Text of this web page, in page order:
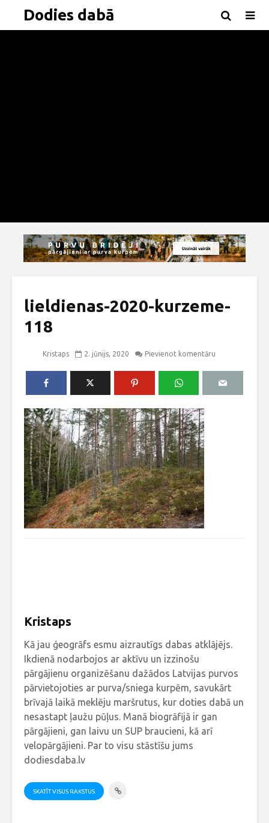
Dodies dabā
lieldienas-2020-kurzeme-
118
Kristaps 2. jūnijs, 2020 Pievienot komentāru
Kristaps
Kā jau ģeogrāfs esmu aizrautīgs dabas atklājējs.
Ikdienā nodarbojos ar aktīvu un izzinošu
pārgājienu organizēšanu dažādos Latvijas purvos
pārvietojoties ar purva/sniega kurpēm, savukārt
brīvajā laikā meklēju maršrutus, kur doties dabā un
nesastapt ļaužu pūļus. Manā biogrāfijā ir gan
pārgājieni, gan laivu un SUP braucieni, kā arī
velopārgājieni. Par to visu stāstīšu jums
dodiesdaba.lv
SKATĪT VISUS RAKSTUS